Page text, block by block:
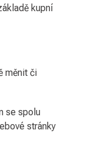
kupní
měnit či
se spolu
stránky